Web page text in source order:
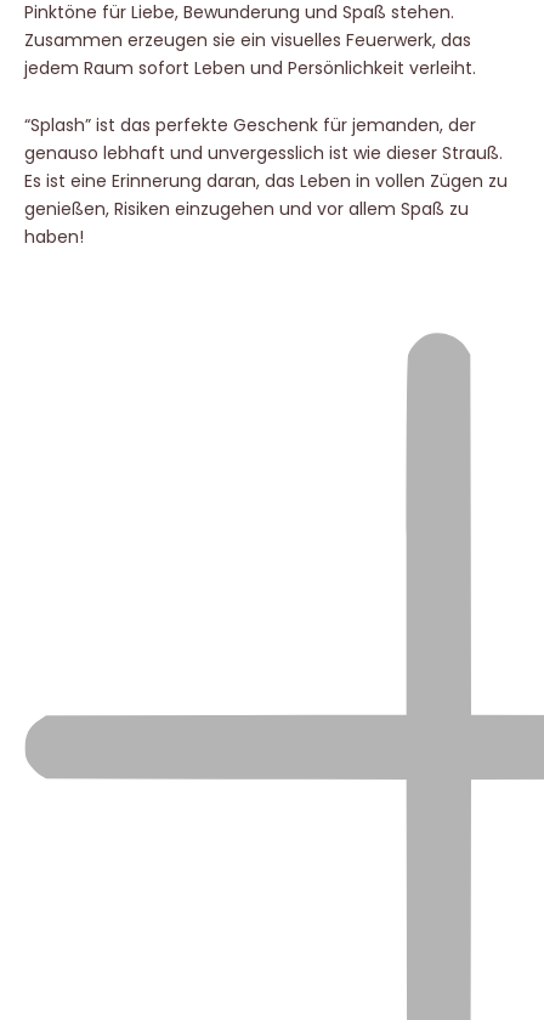
Pinktöne für Liebe, Bewunderung und Spaß stehen.
Zusammen erzeugen sie ein visuelles Feuerwerk, das
jedem Raum sofort Leben und Persönlichkeit verleiht.
“Splash” ist das perfekte Geschenk für jemanden, der
genauso lebhaft und unvergesslich ist wie dieser Strauß.
Es ist eine Erinnerung daran, das Leben in vollen Zügen zu
genießen, Risiken einzugehen und vor allem Spaß zu
haben!